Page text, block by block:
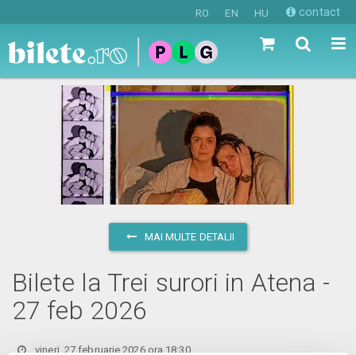
RO EN HU contact
MAI MULTE DETALII
Bilete la Trei surori in Atena -
27 feb 2026
vineri, 27 februarie 2026 ora 18:30